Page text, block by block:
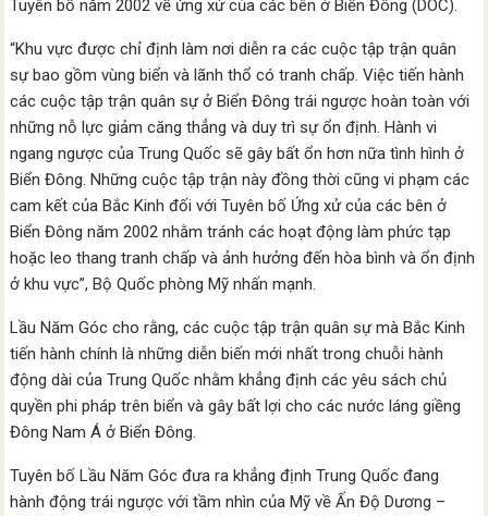
Tuyên bố năm 2002 về ứng xử của các bên ở Biển Đông (DOC).
“Khu vực được chỉ định làm nơi diễn ra các cuộc tập trận quân
sự bao gồm vùng biển và lãnh thổ có tranh chấp. Việc tiến hành
các cuộc tập trận quân sự ở Biển Đông trái ngược hoàn toàn với
những nỗ lực giảm căng thẳng và duy trì sự ổn định. Hành vi
ngang ngược của Trung Quốc sẽ gây bất ổn hơn nữa tình hình ở
Biển Đông. Những cuộc tập trận này đồng thời cũng vi phạm các
cam kết của Bắc Kinh đối với Tuyên bố Ứng xử của các bên ở
Biển Đông năm 2002 nhằm tránh các hoạt động làm phức tạp
hoặc leo thang tranh chấp và ảnh hưởng đến hòa bình và ổn định
ở khu vực”, Bộ Quốc phòng Mỹ nhấn mạnh.
Lầu Năm Góc cho rằng, các cuộc tập trận quân sự mà Bắc Kinh
tiến hành chính là những diễn biến mới nhất trong chuỗi hành
động dài của Trung Quốc nhằm khẳng định các yêu sách chủ
quyền phi pháp trên biển và gây bất lợi cho các nước láng giềng
Đông Nam Á ở Biển Đông.
Tuyên bố Lầu Năm Góc đưa ra khẳng định Trung Quốc đang
hành động trái ngược với tầm nhìn của Mỹ về Ấn Độ Dương –